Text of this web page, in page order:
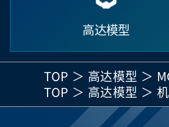
高达模型
TOP 高达模型
TOP
高达模型